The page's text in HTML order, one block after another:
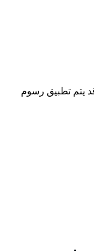
يتم تطبيق رسوم